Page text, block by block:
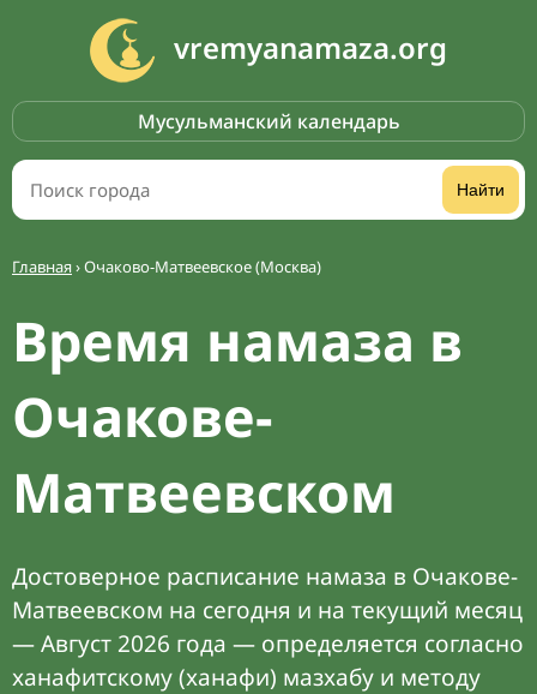
vremyanamaza.org
Мусульманский календарь
Найти
Главная›Очаково-Матвеевское (Москва)
Время намаза в
Очакове-
Матвеевском
Достоверное расписание намаза в Очакове-
Матвеевском на сегодня и на текущий месяц
— Август 2026 года — определяется согласно
ханафитскому (ханафи) мазхабу и методу